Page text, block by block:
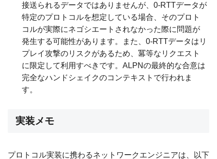
接送られるデータではありませんが、0-RTTデータが
特定のプロトコルを想定している場合、そのプロト
コルが実際にネゴシエートされなかった際に問題が
発生する可能性があります。また、0-RTTデータはリ
プレイ攻撃のリスクがあるため、冪等なリクエスト
に限定して利用すべきです。ALPNの最終的な合意は
完全なハンドシェイクのコンテキストで行われま
す。
実装メモ
プロトコル実装に携わるネットワークエンジニアは、以下